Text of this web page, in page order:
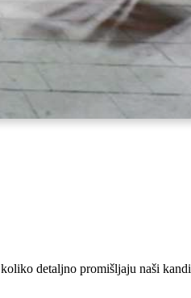
detaljno promišljaju naši